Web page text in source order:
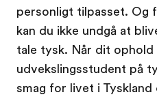
personligt tilpasset. Og
kan du ikke undgå at
tale tysk. Når dit ophold
udvekslingsstudent på
smag for livet i